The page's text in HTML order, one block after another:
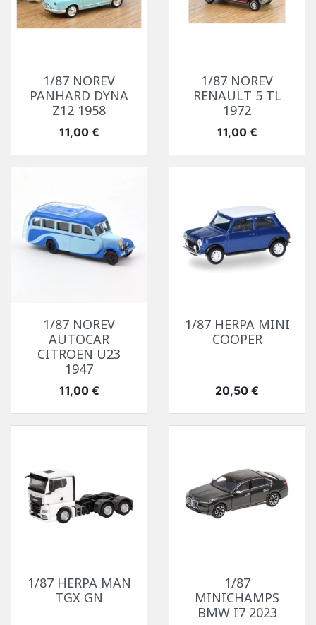
1/87 NOREV
PANHARD DYNA
Z12 1958
Prix
11,00 €
1/87 NOREV
RENAULT 5 TL
1972
Prix
11,00 €
1/87 NOREV
AUTOCAR
CITROEN U23
1947
Prix
11,00 €
1/87 HERPA MINI
COOPER
Prix
20,50 €
1/87 HERPA MAN
TGX GN
1/87
MINICHAMPS
BMW I7 2023